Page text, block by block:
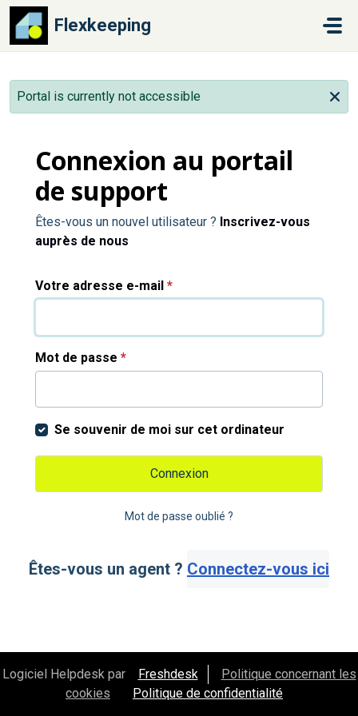
Passer au contenu principal
Flexkeeping
Portal is currently not accessible
Connexion au portail
de support
Êtes-vous un nouvel utilisateur ? Inscrivez-vous
auprès de nous
Votre adresse e-mail *
Mot de passe *
Se souvenir de moi sur cet ordinateur
Connexion
Mot de passe oublié ?
Êtes-vous un agent ? Connectez-vous ici
Logiciel Helpdesk par Freshdesk
Politique concernant les
cookies
Politique de confidentialité